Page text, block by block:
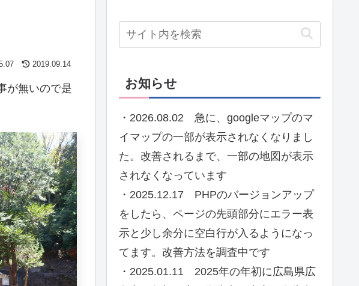
2019.09.14
が無いので是
お知らせ
・2026.08.02 急に、googleマップのマ
イマップの一部が表示されなくなりまし
た。改善されるまで、一部の地図が表示
されなくなっています
・2025.12.17 PHPのバージョンアップ
をしたら、ページの先頭部分にエラー表
示と少し余分に空白行が入るようになっ
てます。改善方法を調査中です
・2025.01.11 2025年の年初に広島県広